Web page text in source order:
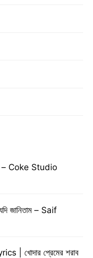
– Coke Studio
জানিতাম – Saif
| খোদার প্রেমের শরাব